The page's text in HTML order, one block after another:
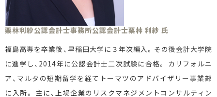
栗林利紗公認会計士事務所公認会計士栗林 利紗 氏
福島高専を卒業後、早稲田大学に３年次編入。その後会計大学院
に進学し、2014年に公認会計士二次試験に合格。 カリフォルニ
ア、マルタの短期留学を経てトーマツのアドバイザリー事業部
に入所。 主に、上場企業のリスクマネジメントコンサルティン